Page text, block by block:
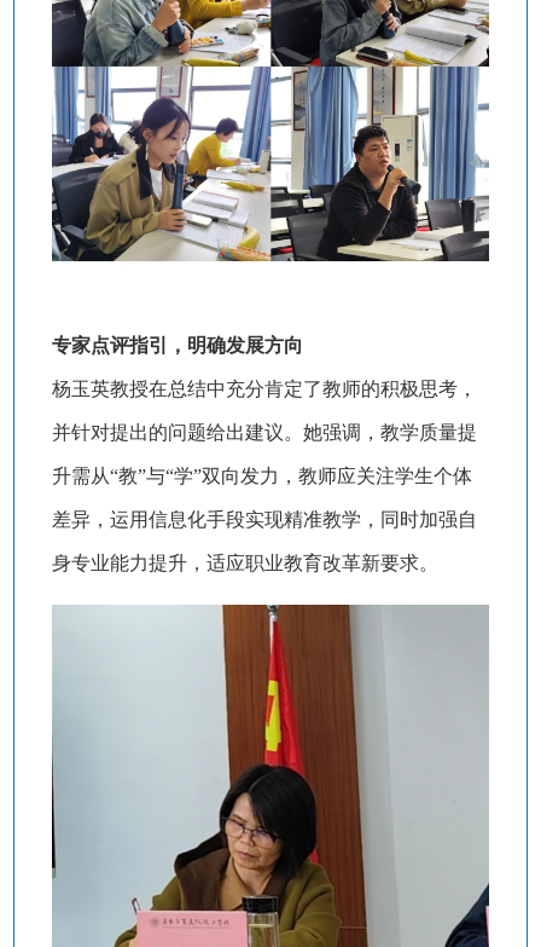
专家点评指引，明确发展方向
杨玉英教授在总结中充分肯定了教师的积极思考，
并针对提出的问题给出建议。她强调，教学质量提
升需从“教”与“学”双向发力，教师应关注学生个体
差异，运用信息化手段实现精准教学，同时加强自
身专业能力提升，适应职业教育改革新要求。